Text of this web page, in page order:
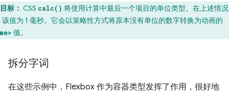
目标： CSS calc() 将使用计算中最后一个项目的单位类型。在上述情况
该值为 1 毫秒。它会以策略性方式将原本没有单位的数字转换为动画的
值。
拆分字词
在这些示例中，Flexbox 作为容器类型发挥了作用，很好地